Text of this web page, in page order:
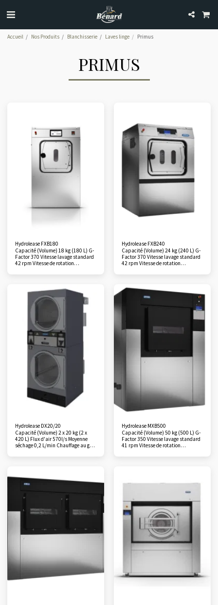
Accueil Nos Produits Blanchisserie Laves linge Primus
PRIMUS
Hydrolease FXB180
Capacité (Volume) 18 kg (180 L) G-
Factor 370 Vitesse lavage standard
42 rpm Vitesse de rotation
(H×L×P) 1455×1020×1145 mm
moyenne Eau (litres/kg) 6,5
Consommation moyenne Electricité
(kWh/kg) 0,18 Programmeur
Xcontrol Plus Standard
Hydrolease FXB240
Capacité (Volume) 24 kg (240 L) G-
Factor 370 Vitesse lavage standard
42 rpm Vitesse de rotation
(H×L×P) 1455×1020×1145 mm
moyenne Eau (litres/kg) 6,5
Consommation moyenne Electricité
Xcontrol Plus Standard
Hydrolease DX20/20
Capacité (Volume) 2 x 20 kg (2 x
420 L) Flux d'air 570l/s Moyenne
séchage 0,2 L/min Chauffage au gaz
2065×875×1235 mm Poids 320 kg
Option
Hydrolease MXB500
Capacité (Volume) 50 kg (500 L) G-
Factor 350 Vitesse lavage standard
41 rpm Vitesse de rotation
(H×L×P) 1700×1566×980 mm Poids
Programmeur Xcontrol Plus
Standard Cuve Pullman En option